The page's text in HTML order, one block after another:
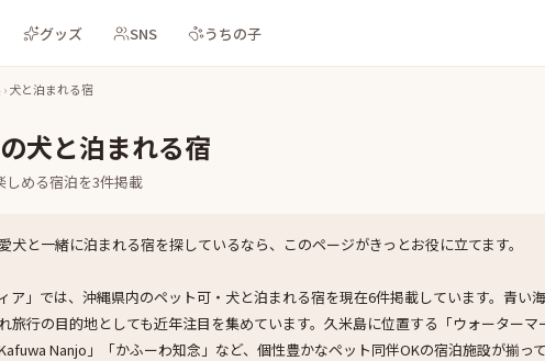
グッズ SNS うちの子
›犬と泊まれる宿
の犬と泊まれる宿
しめる宿泊を3件掲載
犬と一緒に泊まれる宿を探しているなら、このページがきっとお役に立てます。
ィア」では、沖縄県内のペット可・犬と泊まれる宿を現在6件掲載しています。青
旅行の目的地としても近年注目を集めています。久米島に位置する「ウォーター
Nanjo」「かふーわ知念」など、個性豊かなペット同伴OKの宿泊施設が揃って